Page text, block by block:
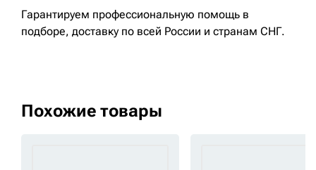
Гарантируем профессиональную помощь в
подборе, доставку по всей России и странам СНГ.
Похожие товары